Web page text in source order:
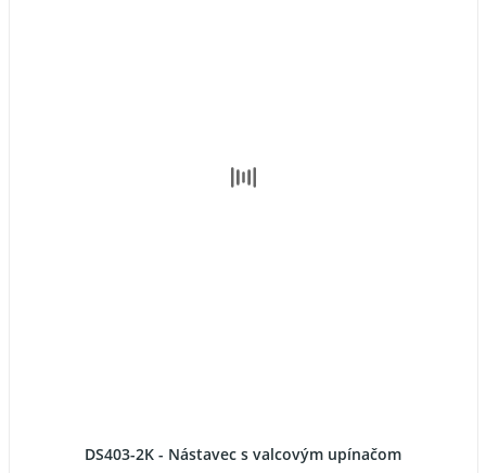
DS403-2K - Nástavec s valcovým upínačom